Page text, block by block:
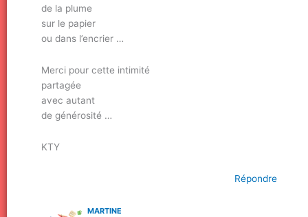
de la plume
sur le papier
ou dans l’encrier …
Merci pour cette intimité
partagée
avec autant
de générosité …
KTY
Répondre
MARTINE